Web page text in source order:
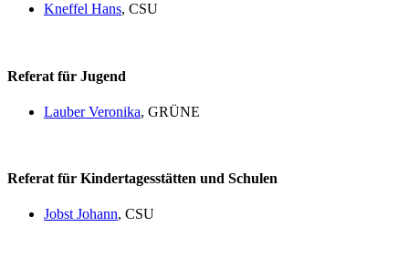
Kneffel Hans, CSU
Referat für Jugend
Lauber Veronika, GRÜNE
Referat für Kindertagesstätten und Schulen
Jobst Johann, CSU